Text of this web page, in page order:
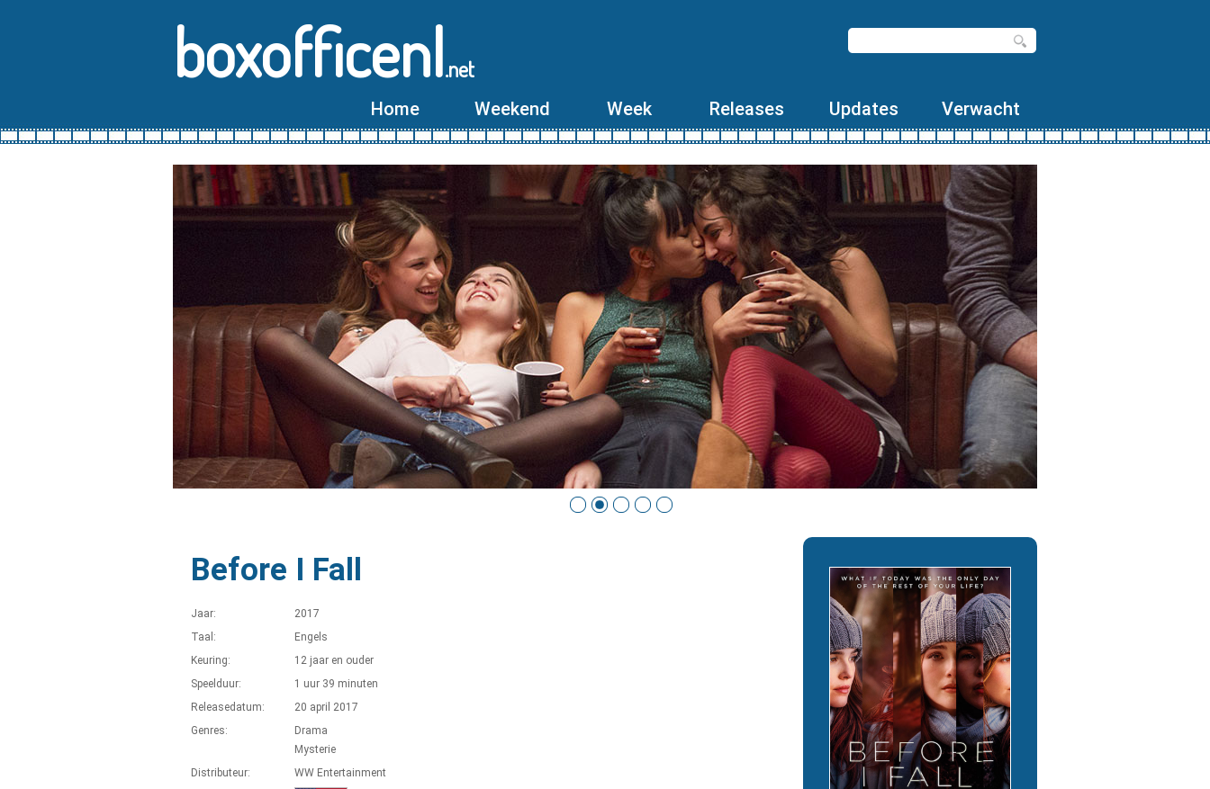
boxofficenl.net
Home Weekend Week Releases Updates Verwacht
Before I Fall
Jaar:
2017
Taal:
Engels
Keuring:
12 jaar en ouder
Speelduur:
1 uur 39 minuten
Releasedatum:
20 april 2017
Genres:
Drama
Mysterie
Distributeur:
WW Entertainment